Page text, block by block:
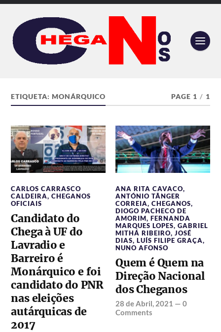
ETIQUETA:MONÁRQUICO PAGE 1 / 1
CARLOS CARRASCO
CALDEIRA,CHEGANOS
OFICIAIS
Candidato do
Chega à UF do
Lavradio e
Barreiro é
Monárquico e foi
candidato do PNR
nas eleições
autárquicas de
2017
ANA RITA CAVACO,
ANTÓNIO TÂNGER
CORREIA,CHEGANOS,
DIOGO PACHECO DE
AMORIM,FERNANDA
MARQUES LOPES,GABRIEL
MITHÁ RIBEIRO,JOSÉ
DIAS,LUÍS FILIPE GRAÇA,
NUNO AFONSO
Quem é Quem na
Direção Nacional
dos Cheganos
28 de Abril, 2021 —0
Comments